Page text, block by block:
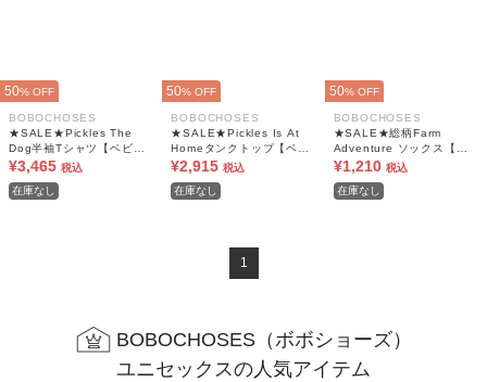
50% OFF
BOBOCHOSES
★SALE★Pickles The
Dog半袖Tシャツ【ベビ
ー】
¥3,465 税込
在庫なし
50% OFF
BOBOCHOSES
★SALE★Pickles Is At
Homeタンクトップ【ベビ
ー】
¥2,915 税込
在庫なし
50% OFF
BOBOCHOSES
★SALE★総柄Farm
Adventure ソックス【ベ
ビー】
¥1,210 税込
在庫なし
1
BOBOCHOSES（ボボショーズ）
ユニセックスの人気アイテム